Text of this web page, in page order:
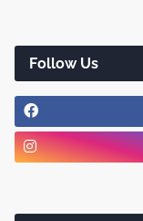
Follow Us